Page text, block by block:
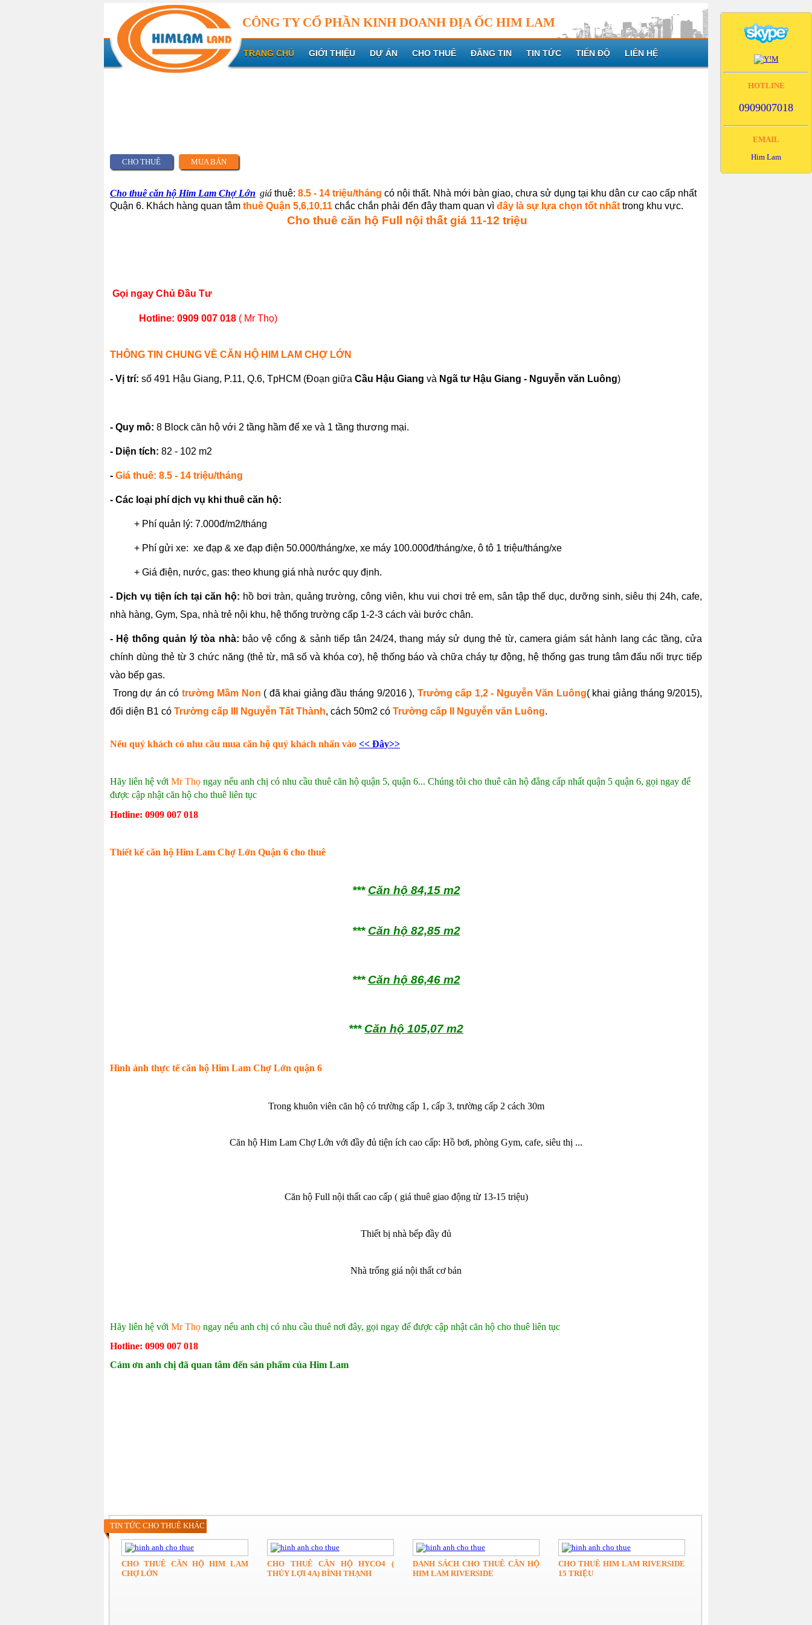
CÔNG TY CỔ PHẦN KINH DOANH ĐỊA ỐC HIM LAM
TRANG CHỦ GIỚI THIỆU DỰ ÁN CHO THUÊ ĐĂNG TIN TIN TỨC TIẾN ĐỘ LIÊN HỆ
CHO THUÊ MUA BÁN
Cho thuê căn hộ Him Lam Chợ Lớn giá thuê: 8.5 - 14 triệu/tháng có nội thất. Nhà mới bàn giao, chưa sử dụng tại khu dân cư cao cấp nhất
Quận 6. Khách hàng quan tâm thuê Quận 5,6,10,11 chắc chắn phải đến đây tham quan vì đây là sự lựa chọn tốt nhất trong khu vực.
Cho thuê căn hộ Full nội thất giá 11-12 triệu
Gọi ngay Chủ Đầu Tư
Hotline: 0909 007 018 ( Mr Thọ)
THÔNG TIN CHUNG VỀ CĂN HỘ HIM LAM CHỢ LỚN
- Vị trí: số 491 Hậu Giang, P.11, Q.6, TpHCM (Đoạn giữa Cầu Hậu Giang và Ngã tư Hậu Giang - Nguyễn văn Luông)
- Quy mô: 8 Block căn hộ với 2 tầng hầm để xe và 1 tầng thương mại.
- Diện tích: 82 - 102 m2
- Giá thuê: 8.5 - 14 triệu/tháng
- Các loại phí dịch vụ khi thuê căn hộ:
+ Phí quản lý: 7.000đ/m2/tháng
+ Phí gửi xe: xe đạp & xe đạp điện 50.000/tháng/xe, xe máy 100.000đ/tháng/xe, ô tô 1 triệu/tháng/xe
+ Giá điện, nước, gas: theo khung giá nhà nước quy định.
- Dịch vụ tiện ích tại căn hộ: hồ bơi tràn, quảng trường, công viên, khu vui chơi trẻ em, sân tập thể dục, dưỡng sinh, siêu thị 24h, cafe,
nhà hàng, Gym, Spa, nhà trẻ nội khu, hệ thống trường cấp 1-2-3 cách vài bước chân.
- Hệ thống quản lý tòa nhà: bảo vệ cổng & sảnh tiếp tân 24/24, thang máy sử dụng thẻ từ, camera giám sát hành lang các tầng, cửa
chính dùng thẻ từ 3 chức năng (thẻ từ, mã số và khóa cơ), hệ thống báo và chữa cháy tự động, hệ thống gas trung tâm đấu nối trực tiếp
vào bếp gas.
Trong dự án có trường Mầm Non ( đã khai giảng đầu tháng 9/2016 ), Trường cấp 1,2 - Nguyễn Văn Luông( khai giảng tháng 9/2015),
đối diện B1 có Trường cấp III Nguyễn Tất Thành, cách 50m2 có Trường cấp II Nguyễn văn Luông.
Nếu quý khách có nhu cầu mua căn hộ quý khách nhấn vào << Đây>>
Hãy liên hệ với Mr Thọ ngay nếu anh chị có nhu cầu thuê căn hộ quận 5, quận 6... Chúng tôi cho thuê căn hộ đẳng cấp nhất quận 5 quận 6, gọi ngay để
được cập nhật căn hộ cho thuê liên tục
Hotline: 0909 007 018
Thiết kế căn hộ Him Lam Chợ Lớn Quận 6 cho thuê
*** Căn hộ 84,15 m2
*** Căn hộ 82,85 m2
*** Căn hộ 86,46 m2
*** Căn hộ 105,07 m2
Hình ảnh thực tế căn hộ Him Lam Chợ Lớn quận 6
Trong khuôn viên căn hộ có trường cấp 1, cấp 3, trường cấp 2 cách 30m
Căn hộ Him Lam Chợ Lớn với đầy đủ tiện ích cao cấp: Hồ bơi, phòng Gym, cafe, siêu thị ...
Căn hộ Full nội thất cao cấp ( giá thuê giao động từ 13-15 triệu)
Thiết bị nhà bếp đầy đủ
Nhà trống giá nội thất cơ bản
Hãy liên hệ với Mr Thọ ngay nếu anh chị có nhu cầu thuê nơi đây, gọi ngay để được cập nhật căn hộ cho thuê liên tục
Hotline: 0909 007 018
Cảm ơn anh chị đã quan tâm đến sản phẩm của Him Lam
TIN TỨC CHO THUÊ KHÁC
CHO THUÊ CĂN HỘ HIM LAM
CHỢ LỚN
CHO THUÊ CĂN HỘ HYCO4 (
THỦY LỢI 4A) BÌNH THẠNH
DANH SÁCH CHO THUÊ CĂN HỘ
HIM LAM RIVERSIDE
CHO THUÊ HIM LAM RIVERSIDE
15 TRIỆU
HOTLINE
0909007018
EMAIL
Him Lam